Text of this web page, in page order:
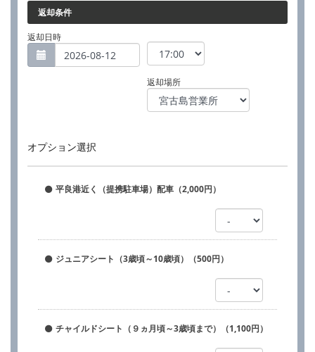
返却条件
返却日時
返却場所
オプション選択
平良港近く（提携駐車場）配車（2,000円）
ジュニアシート（3歳頃～10歳頃）（500円）
チャイルドシート（９ヵ月頃～3歳頃まで）（1,100円）